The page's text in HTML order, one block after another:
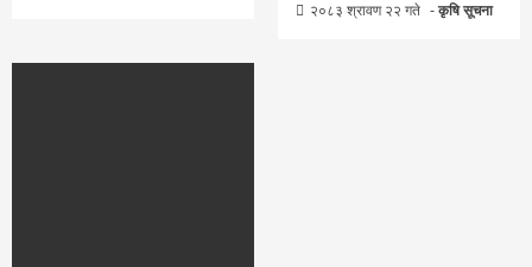
२०८३ श्रावण २२ गते कृषि सूचना